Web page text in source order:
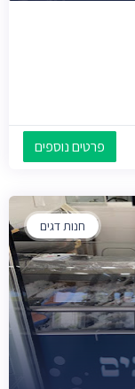
פרטים נוספים
חנות דגים